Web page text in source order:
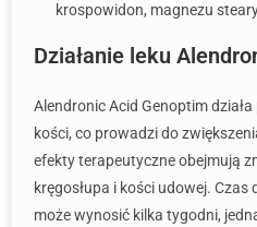
krospowidon, magnezu
Działanie leku
Alendronic Acid Genoptim
kości, co prowadzi do
efekty terapeutyczne obejmują
kręgosłupa i kości udowej.
może wynosić kilka tygodni,